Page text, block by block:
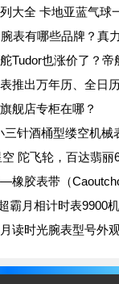
大全 卡地亚蓝气球
Tudor也涨价了？
舰店专柜在哪？
针酒桶型缕空机械
空 陀飞轮，百达翡
橡胶表带（
霸月相计时表9900
读时光腕表型号外